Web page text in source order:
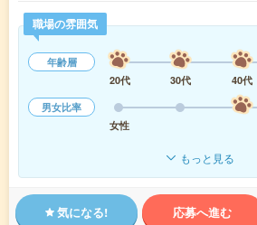
職場の雰囲気
年齢層
20代
30代 40代
男女比率
女性
もっと見る
気になる! 応募へ進む